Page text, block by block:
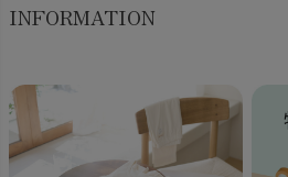
INFORMATION